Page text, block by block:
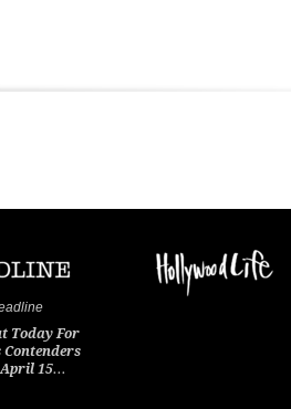
Today For
Contenders
15…